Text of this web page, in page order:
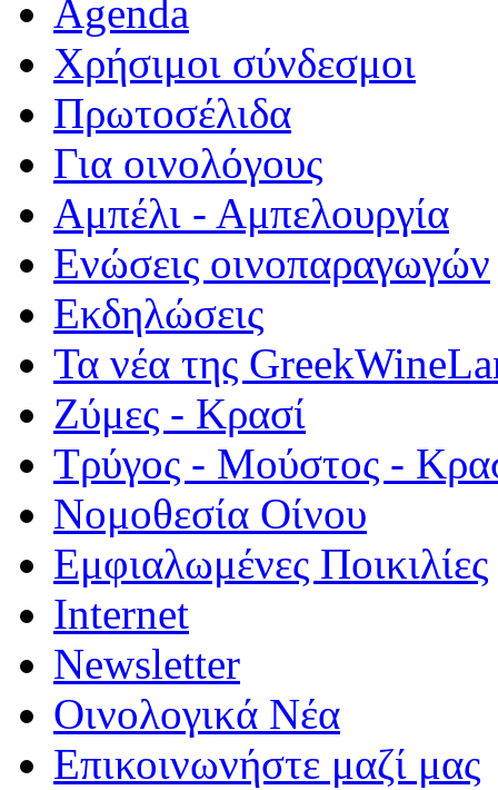
Agenda
Χρήσιμοι σύνδεσμοι
Πρωτοσέλιδα
Για οινολόγους
Αμπέλι - Αμπελουργία
Ενώσεις οινοπαραγωγών
Εκδηλώσεις
Τα νέα της
Ζύμες - Κρασί
Τρύγος - Μούστος -
Νομοθεσία Οίνου
Εμφιαλωμένες Ποικιλίες
Internet
Newsletter
Οινολογικά Νέα
Επικοινωνήστε μαζί μας